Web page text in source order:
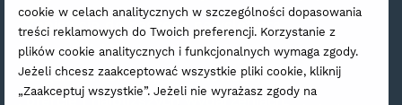
Zapisz się do naszego newslettera,
a raz na jakiś czas podrzucimy
Ci garść informacji o najnowszej
ofercie i najbliższych wydarzeniach.
cookie w celach analitycznych w szczególności dopasowania
treści reklamowych do Twoich preferencji. Korzystanie z
plików cookie analitycznych i funkcjonalnych wymaga zgody.
Jeżeli chcesz zaakceptować wszystkie pliki cookie, kliknij
„Zaakceptuj wszystkie”. Jeżeli nie wyrażasz zgody na